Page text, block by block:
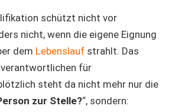
schützt nicht vor
nicht, wenn die eigene Eignung
dem Lebenslauf strahlt. Das
für
steht da nicht mehr nur die
zur Stelle?“, sondern: